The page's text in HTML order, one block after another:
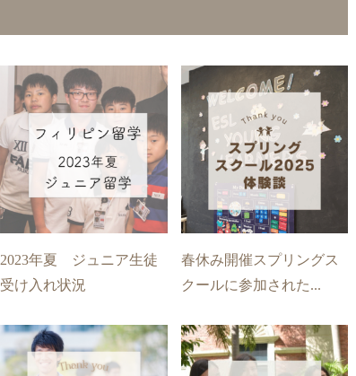
2023年夏 ジュニア生徒
受け入れ状況
春休み開催スプリングス
クールに参加された...